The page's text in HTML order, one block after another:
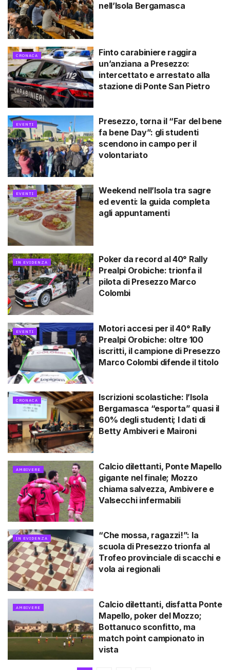
nell’Isola Bergamasca
CRONACA
Finto carabiniere raggira
un’anziana a Presezzo:
intercettato e arrestato alla
stazione di Ponte San Pietro
EVENTI
Presezzo, torna il “Far del bene
fa bene Day”: gli studenti
scendono in campo per il
volontariato
EVENTI
Weekend nell’Isola tra sagre
ed eventi: la guida completa
agli appuntamenti
IN EVIDENZA
Poker da record al 40° Rally
Prealpi Orobiche: trionfa il
pilota di Presezzo Marco
Colombi
EVENTI
Motori accesi per il 40° Rally
Prealpi Orobiche: oltre 100
iscritti, il campione di Presezzo
Marco Colombi difende il titolo
CRONACA
Iscrizioni scolastiche: l’Isola
Bergamasca “esporta” quasi il
60% degli studenti; I dati di
Betty Ambiveri e Maironi
AMBIVERE
Calcio dilettanti, Ponte Mapello
gigante nel finale; Mozzo
chiama salvezza, Ambivere e
Valsecchi infermabili
IN EVIDENZA
“Che mossa, ragazzi!”: la
scuola di Presezzo trionfa al
Trofeo provinciale di scacchi e
vola ai regionali
AMBIVERE
Calcio dilettanti, disfatta Ponte
Mapello, poker del Mozzo;
Bottanuco sconfitto, ma
match point campionato in
vista